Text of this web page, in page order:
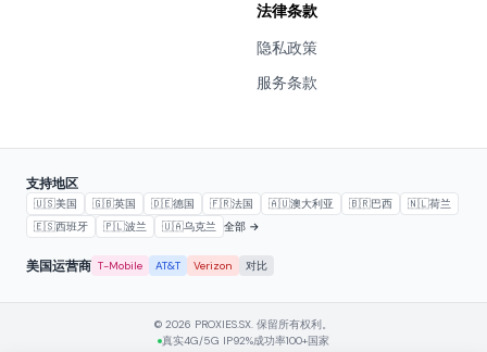
法律条款
隐私政策
服务条款
支持地区
🇺🇸美国 🇬🇧英国 🇩🇪德国 🇫🇷法国 🇦🇺澳大利亚 🇧🇷巴西 🇳🇱荷兰
🇪🇸西班牙 🇵🇱波兰 🇺🇦乌克兰 全部 →
美国运营商 T-Mobile AT&T Verizon 对比
© 2026 PROXIES.SX. 保留所有权利。
真实4G/5G IP92%成功率100+国家